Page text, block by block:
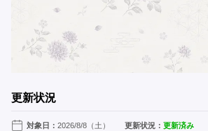
更新状況
対象日： 2026/8/8（土） 更新状況：更新済み